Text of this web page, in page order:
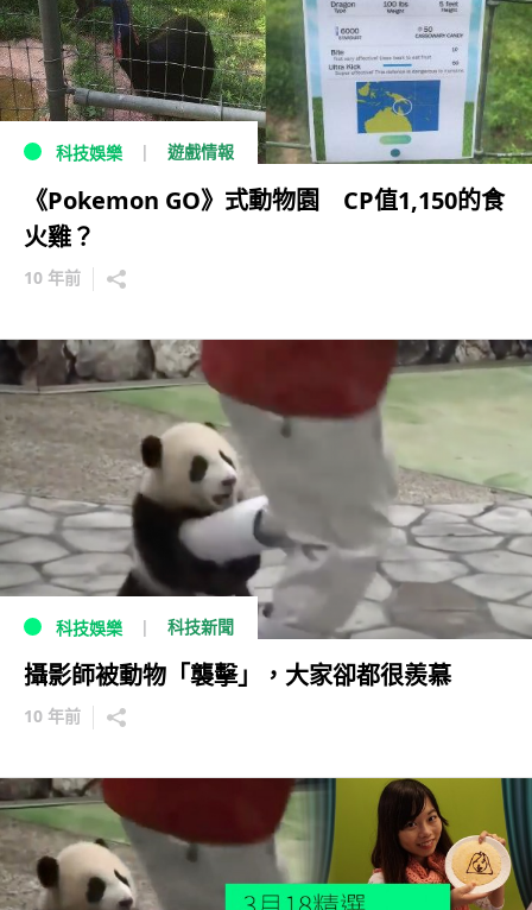
科技娛樂 遊戲情報
《Pokemon GO》式動物園 CP值1,150的食
火雞？
10 年前
科技娛樂 科技新聞
攝影師被動物「襲擊」，大家卻都很羨慕
10 年前